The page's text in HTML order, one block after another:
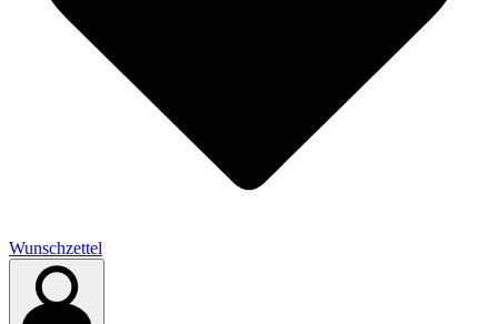
Wunschzettel